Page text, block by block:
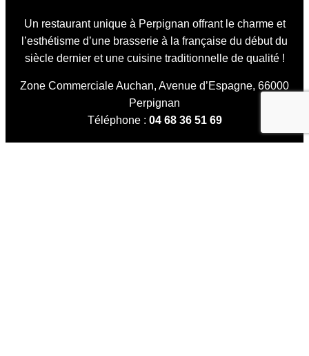
Un restaurant unique à Perpignan offrant le charme et
l’esthétisme d’une brasserie à la française du début du
siècle dernier et une cuisine traditionnelle de qualité !
Zone Commerciale Auchan, Avenue d’Espagne, 66000
Perpignan
Téléphone : 04 68 36 51 69